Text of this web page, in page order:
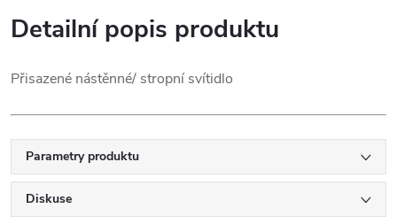
Detailní popis produktu
Přisazené nástěnné/ stropní svítidlo
Parametry produktu
Diskuse